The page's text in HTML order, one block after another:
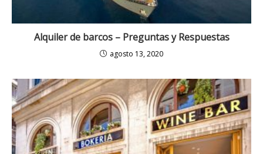
Alquiler de barcos – Preguntas y Respuestas
agosto 13, 2020